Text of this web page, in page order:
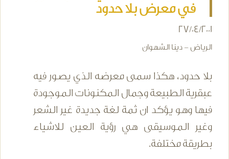
في معرض بلا حدود
27/04/2001
الرياض - دينا الشهوان
بلا حدود، هكذا سمى معرضه الذي يصور فيه
عبقرية الطبيعة وجمال المكنونات الموجودة
فيها وهو يؤكد ان ثمة لغة جديدة غير الشعر
وغير الموسيقى هي رؤية العين للاشياء
بطريقة مختلفة.